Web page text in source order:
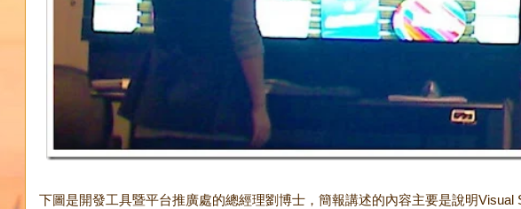
下圖是開發工具暨平台推廣處的總經理劉博士，簡報講述的內容主要是說明Visual